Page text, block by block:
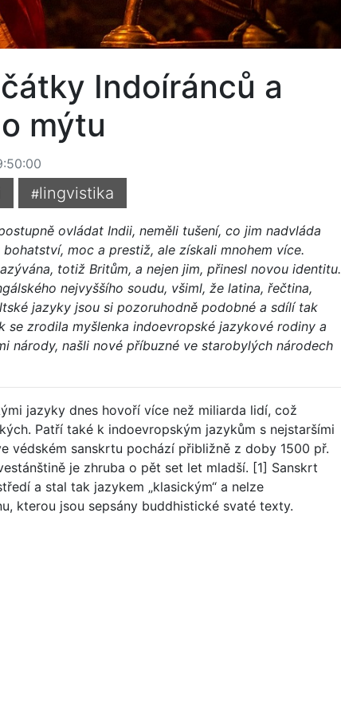
Indoíránců a
mýtu
#lingvistika
ovládat Indii, neměli tušení, co jim nadvláda
moc a prestiž, ale získali mnohem více.
totiž Britům, a nejen jim, přinesl novou identitu.
nejvyššího soudu, všiml, že latina, řečtina,
jazyky jsou si pozoruhodně podobné a sdílí tak
se zrodila myšlenka indoevropské jazykové rodiny a
národy, našli nové příbuzné ve starobylých národech
jazyky dnes hovoří více než miliarda lidí, což
Patří také k indoevropským jazykům s nejstaršími
védském sanskrtu pochází přibližně z doby 1500 př.
je zhruba o pět set let mladší. [1] Sanskrt
a stal tak jazykem „klasickým“ a nelze
kterou jsou sepsány buddhistické svaté texty.